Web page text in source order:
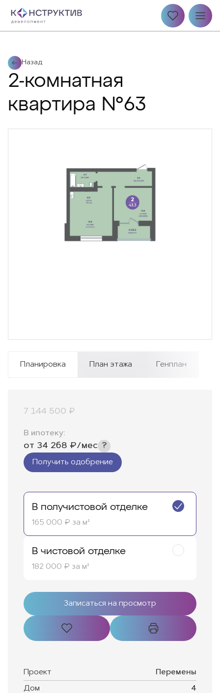
Назад
2-комнатная
квартира №63
Планировка План этажа Генплан
7 144 500 ₽
В ипотеку:
от 34 268 ₽/мес
Получить одобрение
В получистовой отделке
165 000 ₽ за м²
В чистовой отделке
182 000 ₽ за м²
Записаться на просмотр
Проект Перемены
Дом 4